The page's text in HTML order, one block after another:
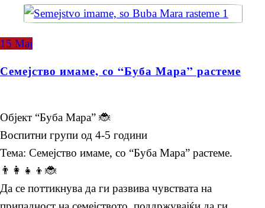
15 Мај
Семејство имаме, со “Буба Мара” растеме
Објект “Буба Мара” 🐞
Воспитни групи од 4-5 години
Тема: Семејство имаме, со “Буба Мара” растеме.
👨‍👩‍👧‍👦🐞
Да се поттикнува да ги развива чувствата на